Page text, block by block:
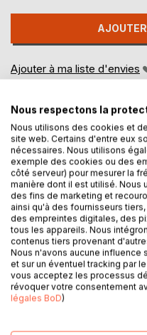
Ajouter à ma liste d'envies
DESCRIPTION
Pour se soustraire aux
Dalimours quitte sa
Devant toucher l'héritage
son mariage - c'est là une
originale parente - Arlette
Nous respectons la
Nous utilisons des cookies et
site web. Certains d'entre eux
nécessaires. Nous utilisons
exemple des cookies ou des
côté serveur) pour mesurer la
manière dont il est utilisé. Nous
des fins de marketing et
ainsi qu'à des fournisseurs
des empreintes digitales, des
tous les appareils. Nous
contenus tiers provenant
Nous n'avons aucune influence
et sur un éventuel tracking par
vous acceptez les processus
révoquer votre consentement
légales BoD)